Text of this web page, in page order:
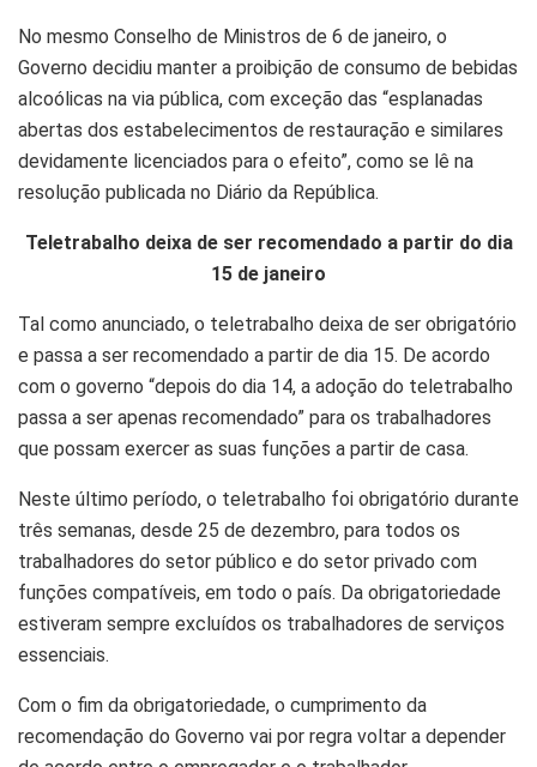
No mesmo Conselho de Ministros de 6 de janeiro, o
Governo decidiu manter a proibição de consumo de bebidas
alcoólicas na via pública, com exceção das “esplanadas
abertas dos estabelecimentos de restauração e similares
devidamente licenciados para o efeito”, como se lê na
resolução publicada no Diário da República.
Teletrabalho deixa de ser recomendado a partir do dia
15 de janeiro
Tal como anunciado, o teletrabalho deixa de ser obrigatório
e passa a ser recomendado a partir de dia 15. De acordo
com o governo “depois do dia 14, a adoção do teletrabalho
passa a ser apenas recomendado” para os trabalhadores
que possam exercer as suas funções a partir de casa.
Neste último período, o teletrabalho foi obrigatório durante
três semanas, desde 25 de dezembro, para todos os
trabalhadores do setor público e do setor privado com
funções compatíveis, em todo o país. Da obrigatoriedade
estiveram sempre excluídos os trabalhadores de serviços
essenciais.
Com o fim da obrigatoriedade, o cumprimento da
recomendação do Governo vai por regra voltar a depender